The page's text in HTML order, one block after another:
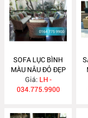
SOFA LỤC BÌNH
MÀU NÂU ĐỎ ĐẸP
LB40
Giá: LH -
034.775.9900